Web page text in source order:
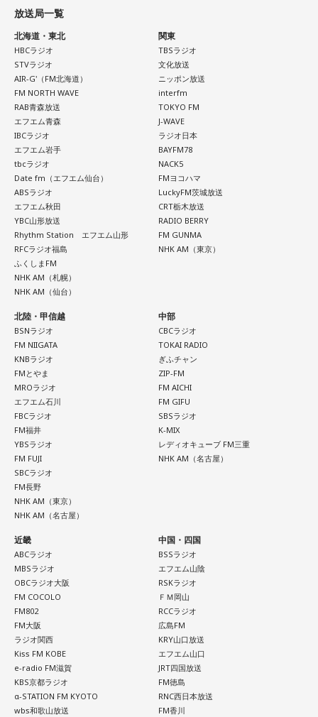
また、六曜の「先勝」は一般的に
め、大切な予定を入れる場合は午前中を選ぶという考え方も
あります。
なお、これらは古くから伝わる暦の考え方であり、運気の上
昇や成果を保証するものではありません。自分の予定やライ
フスタイルに合わせて、無理のない範囲で取り入れるとよい
でしょう。
■令和8年8月8日の「8」が並ぶ日に注目が集まる理由
2026年8月8日は、「令和8年8月8日」と「8」が並ぶ印象的
な日付です。
数字の「8」は、末広がりの形から縁起の良い数字として親し
まれており、開店日や記念日、イベントの開催日として選ば
れることもあります。
ただし、「8」が並ぶこと自体が暦上の吉日を意味するわけで
はありません。
2026年8月8日は、こうした縁起の良いイメージに加え、「寅
の日」が重なることから、例年以上に注目を集める可能性が
ある1日といえるでしょう。
■「寅の日」をきっかけに、新しい一歩を踏み出してみよう
2026年8月8日は、寅の日と先勝が重なる開運日です。さら
に、「令和8年8月8日」と「8」が並ぶ覚えやすい日付である
ことから、縁起を意識する人にとっても印象深い一日となり
そうです。
一方で、暦は古くから受け継がれてきた考え方の一つであ
り、幸運や成功を約束するものではありません。
「新しい財布を使い始める」「旅行へ出発する」「新たな目
標を立てる」など、自分にとって前向きな一歩を踏み出すき
っかけとして、無理のない範囲で暦を取り入れてみるのもよ
いでしょう。
日々の暮らしを少し前向きにするヒントとして、2026年8月8
日の「寅の日」を過ごしてみてはいかがでしょうか。
寅の日は、金運にまつわる吉日として紹介されることが多い
ため、宝くじを購入するタイミングとして意識する人もいま
す。
一方で、宝くじの当選を保証するものではありません。「縁
起の良い日に買いたい」という気持ちから、暦を参考にする
人もいるという考え方です。
■2026年8月8日に旅行へ行くのは？
寅の日は、「千里行って千里帰る」という言い伝えから、旅
行や出張にも縁起が良い日とされています。
夏休み期間中ということもあり、旅行や帰省を予定している
人にとっては、暦を意識するきっかけになるかもしれませ
ん。
もちろん、安全な旅行のためには、天候や交通情報を確認
し、余裕を持ったスケジュールを立てることが何より大切で
す。
■2026年8月8日に向いているとされること
2026年8月8日は、寅の日と先勝が重なる日です。暦を意識す
る人の中には、次のような予定をこの日に合わせる人もいま
す。
・財布を新調する、または使い始める
・銀行口座を開設する
・旅行や帰省、出張へ出発する
・神社へ参拝する
・仕事や趣味の新たな目標を立てる
また、六曜の「先勝」は一般的に午前中が吉
め、大切な予定を入れる場合は午前中を選ぶという考え方も
あります。
なお、これらは古くから伝わる暦の考え方であり、運気の上
昇や成果を保証するものではありません。自分の予定やライ
フスタイルに合わせて、無理のない範囲で取り入れるとよい
でしょう。
＊
大森：ありがとうございます！ 花火すごかったですね！
若井：すごかったよ！ ステージからの景色も花火も最高でし
たけれど。
藤澤：そうだよね！
大森：「ダーリン」で、本編ラストで花火が上がるというの
は結構すごいです。「ケセラセラ」って今まででも花火が上
がったりというか、大きい演出ってすごく親和性があると思
うのだけれど。
「ダーリン」でというのはやっぱりミュージックビデオがあ
あいう感じだったから、すごくみんな受け入れられるという
か良かったのかなと思うのだけれど。バラード曲で花火って
結構僕の中では「おー、そっかそうか」となって。演出チー
ムと話を進めていったんだよね！
若井：めちゃくちゃ素敵だったね！
大森：プレイリストも公開されていますので、ぜひ聴いてほ
しいね！
藤澤：楽しんでください！
若井：ありがとう！
（写真左から）Mrs. GREEN APPLE大森元貴、藤澤涼架、若
井滉斗
＜番組概要＞
番組名：SCHOOL OF LOCK!
放送日時：月曜～木曜 22:00～23:55／金曜 22:00～22:55
パーソナリティ：アンジー校長（アンジェリーナ1/3・
Gacharic Spin）、たんぼ教頭（溝上たんぼ）
番組Webサイト：
https://www.tfm.co.jp/lock/
番組公式X：
放送局一覧
北海道・東北
HBCラジオ
STVラジオ
AIR-G'（FM北海道）
FM NORTH WAVE
RAB青森放送
エフエム青森
IBCラジオ
エフエム岩手
tbcラジオ
Date fm（エフエム仙台）
ABSラジオ
エフエム秋田
YBC山形放送
Rhythm Station エフエム山形
RFCラジオ福島
ふくしまFM
NHK AM（札幌）
NHK AM（仙台）
関東
TBSラジオ
文化放送
ニッポン放送
interfm
TOKYO FM
J-WAVE
ラジオ日本
BAYFM78
NACK5
FMヨコハマ
LuckyFM茨城放送
CRT栃木放送
RADIO BERRY
FM GUNMA
NHK AM（東京）
北陸・甲信越
BSNラジオ
FM NIIGATA
KNBラジオ
FMとやま
MROラジオ
エフエム石川
FBCラジオ
FM福井
YBSラジオ
FM FUJI
SBCラジオ
FM長野
NHK AM（東京）
NHK AM（名古屋）
中部
CBCラジオ
TOKAI RADIO
ぎふチャン
ZIP-FM
FM AICHI
FM GIFU
SBSラジオ
K-MIX
レディオキューブ FM三重
NHK AM（名古屋）
近畿
ABCラジオ
MBSラジオ
OBCラジオ大阪
FM COCOLO
FM802
FM大阪
ラジオ関西
Kiss FM KOBE
e-radio FM滋賀
KBS京都ラジオ
α-STATION FM KYOTO
wbs和歌山放送
中国・四国
BSSラジオ
エフエム山陰
RSKラジオ
ＦＭ岡山
RCCラジオ
広島FM
KRY山口放送
エフエム山口
JRT四国放送
FM徳島
RNC西日本放送
FM香川